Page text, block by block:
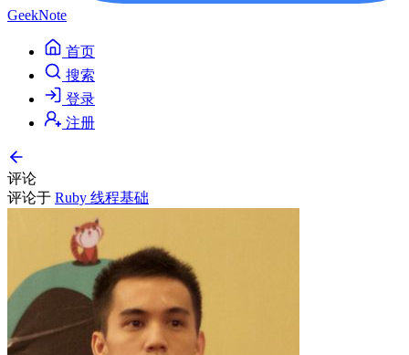
GeekNote
首页
搜索
登录
注册
评论
评论于 Ruby 线程基础